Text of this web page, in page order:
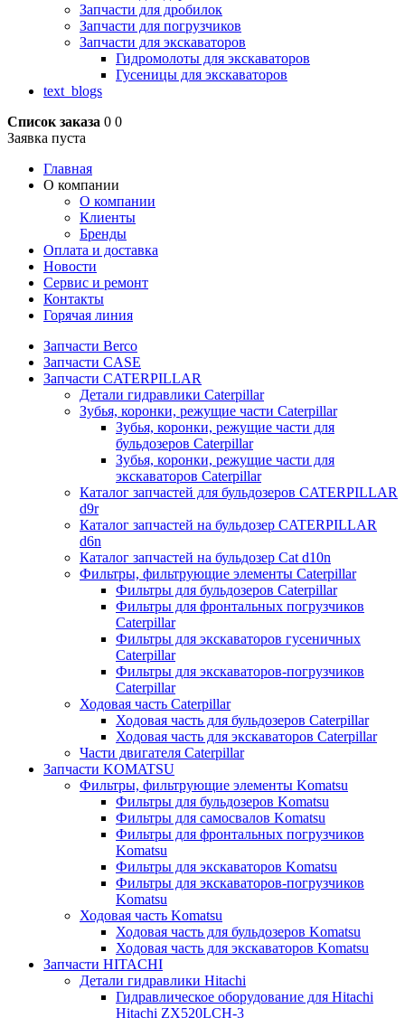
Запчасти для дробилок
Запчасти для погрузчиков
Запчасти для экскаваторов
Гидромолоты для экскаваторов
Гусеницы для экскаваторов
text_blogs
Список заказа 0 0
Заявка пуста
Главная
О компании
О компании
Клиенты
Бренды
Оплата и доставка
Новости
Сервис и ремонт
Контакты
Горячая линия
Запчасти Berco
Запчасти CASE
Запчасти CATERPILLAR
Детали гидравлики Caterpillar
Зубья, коронки, режущие части Caterpillar
Зубья, коронки, режущие части для
бульдозеров Caterpillar
Зубья, коронки, режущие части для
экскаваторов Caterpillar
Каталог запчастей для бульдозеров CATERPILLAR
d9r
Каталог запчастей на бульдозер CATERPILLAR
d6n
Каталог запчастей на бульдозер Сat d10n
Фильтры, фильтрующие элементы Caterpillar
Фильтры для бульдозеров Caterpillar
Фильтры для фронтальных погрузчиков
Caterpillar
Фильтры для экскаваторов гусеничных
Caterpillar
Фильтры для экскаваторов-погрузчиков
Caterpillar
Ходовая часть Caterpillar
Ходовая часть для бульдозеров Caterpillar
Ходовая часть для экскаваторов Caterpillar
Части двигателя Caterpillar
Запчасти KOMATSU
Фильтры, фильтрующие элементы Komatsu
Фильтры для бульдозеров Komatsu
Фильтры для самосвалов Komatsu
Фильтры для фронтальных погрузчиков
Komatsu
Фильтры для экскаваторов Komatsu
Фильтры для экскаваторов-погрузчиков
Komatsu
Ходовая часть Komatsu
Ходовая часть для бульдозеров Komatsu
Ходовая часть для экскаваторов Komatsu
Запчасти HITACHI
Детали гидравлики Hitachi
Гидравлическое оборудование для Hitachi
Hitachi ZX520LCH-3